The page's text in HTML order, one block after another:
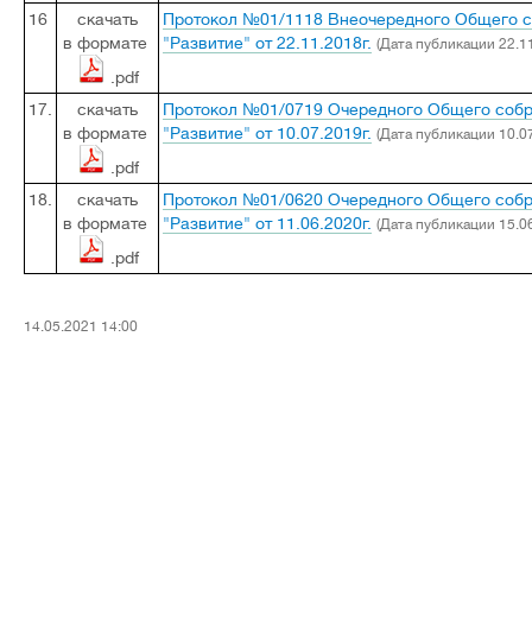
16
скачать
в формате
.pdf
Протокол №01/1118 Внеочередного Общего
"Развитие" от 22.11.2018г. (Дата публикации
17.
скачать
в формате
.pdf
Протокол №01/0719 Очередного Общего
"Развитие" от 10.07.2019г. (Дата публикации
18.
скачать
в формате
.pdf
Протокол №01/0620 Очередного Общего
"Развитие" от 11.06.2020г. (Дата публикации
14.05.2021 14:00